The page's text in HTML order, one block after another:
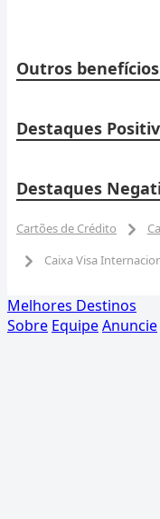
Outros benefícios
Destaques
Destaques
Cartões de Crédito
Caixa Visa
Melhores Destinos
Sobre EquipeAnuncie